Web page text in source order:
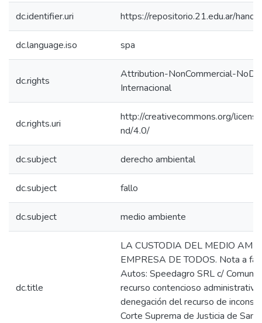
dc.identifier.uri https://repositorio.21.edu.ar/
dc.language.iso spa
dc.rights
Attribution-NonCommercial-
Internacional
dc.rights.uri
http://creativecommons.org/
nd/4.0/
dc.subject derecho ambiental
dc.subject fallo
dc.subject medio ambiente
dc.title
LA CUSTODIA DEL MEDIO
EMPRESA DE TODOS. Nota a
Autos: Speedagro SRL c/
recurso contencioso
denegación del recurso de
Corte Suprema de Justicia de